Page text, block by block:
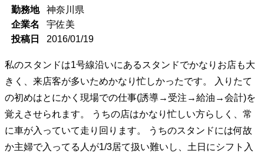
勤務地
神奈川県
企業名
宇佐美
投稿日
2016/01/19
私のスタンドは1号線沿いにあるスタンドでかなりお店も大
きく、来店客が多いためかなり忙しかったです。 入りたて
の初めはとにかく現場での仕事(誘導→受注→給油→会計)を
覚えさせられます。 うちの店はかなり忙しい方らしく、常
に車が入っていて走り回ります。 うちのスタンドには何故
か主婦で入ってる人が1/3居て扱い難いし、土日にシフト入